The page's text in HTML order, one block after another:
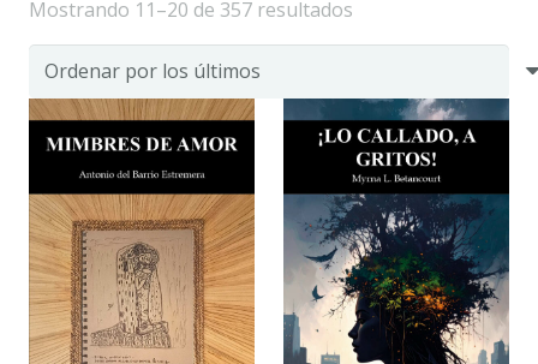
Mostrando 11–20 de 357 resultados
por
últimos